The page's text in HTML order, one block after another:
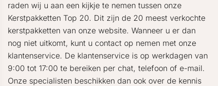
raden wij u aan een kijkje te nemen tussen onze
Kerstpakketten Top 20. Dit zijn de 20 meest verkochte
kerstpakketten van onze website. Wanneer u er dan
nog niet uitkomt, kunt u contact op nemen met onze
klantenservice. De klantenservice is op werkdagen van
9:00 tot 17:00 te bereiken per chat, telefoon of e-mail.
Onze specialisten beschikken dan ook over de kennis